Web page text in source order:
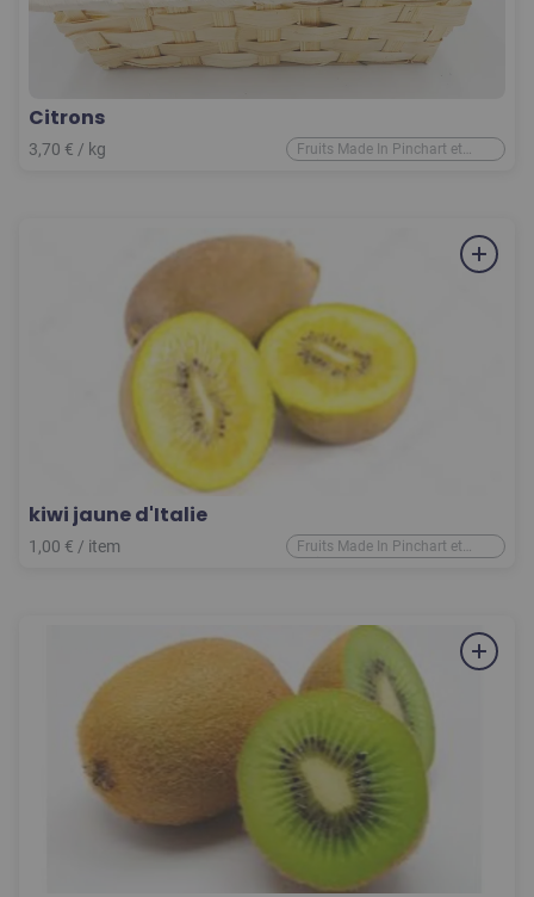
Citrons
3,70 € / kg
Fruits Made In Pinchart et
d'ailleurs
kiwi jaune d'Italie
1,00 € / item
Fruits Made In Pinchart et
d'ailleurs